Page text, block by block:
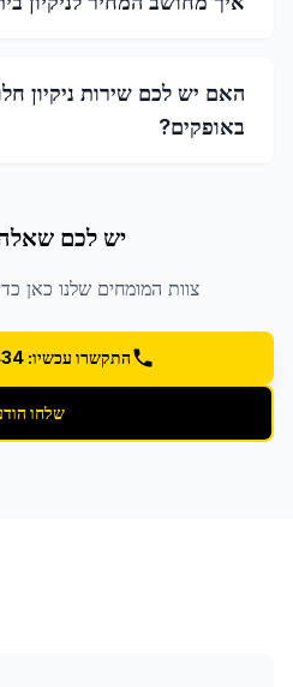
האם יש לכם שירות ניקיון
באופקים?
יש לכם
צוות המומחים שלנו כאן
התקשרו עכשיו: 054-742-5434
שלחו